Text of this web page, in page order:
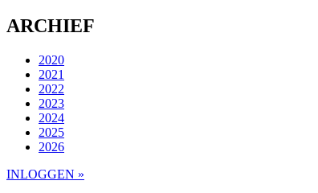
ARCHIEF
2020
2021
2022
2023
2024
2025
2026
INLOGGEN »